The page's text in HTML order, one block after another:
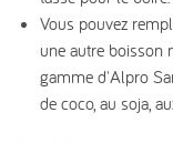
Vous pouvez
une autre boisson
gamme d'Alpro
de coco, au soja,